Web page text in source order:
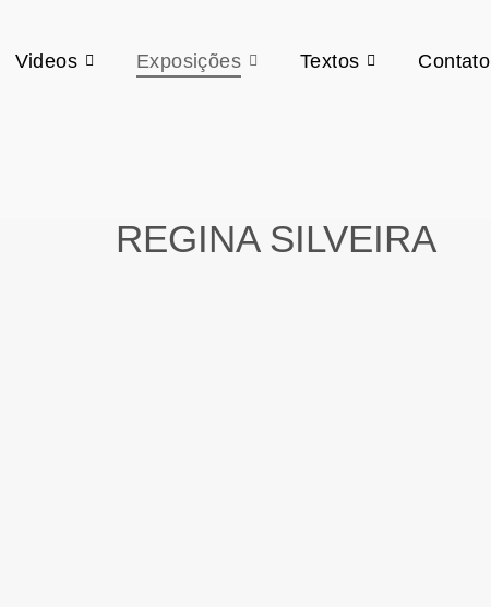
Videos Exposições Textos Contato
REGINA SILVEIRA